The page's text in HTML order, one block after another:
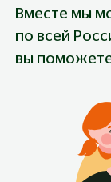
Вместе мы
по всей
вы